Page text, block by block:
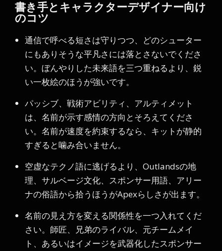
書き手とキャラクターデザイナー向け
のコツ
通信で呼べる短さは守りつつ、どのシューター
にもありそうな平凡さには落とさないでくださ
い。ぼんやりした未来語を三つ重ねるより、鋭
い一枚絵のほうが強いです。
パッシブ、戦術アビリティ、アルティメット
は、名前が示す感情の方向とそろえてくださ
い。名前が速度を約束するなら、キットが静的
すぎると噛み合いません。
空虚なテクノ語に逃げるより、Outlandsの地
理、サルベージ文化、スポンサー用語、アリー
ナの俗語から拾うほうがApexらしさが出ます。
名前の見え方を変える関係性を一つ入れてくだ
さい。師匠、兄弟のライバル、元チームメイ
ト、あるいはイメージを武器化したスポンサー